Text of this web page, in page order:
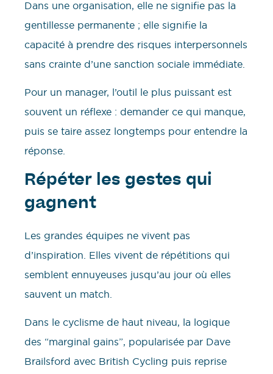
Dans une organisation, elle ne signifie pas la
gentillesse permanente ; elle signifie la
capacité à prendre des risques interpersonnels
sans crainte d’une sanction sociale immédiate.
Pour un manager, l’outil le plus puissant est
souvent un réflexe : demander ce qui manque,
puis se taire assez longtemps pour entendre la
réponse.
Répéter les gestes qui
gagnent
Les grandes équipes ne vivent pas
d’inspiration. Elles vivent de répétitions qui
semblent ennuyeuses jusqu’au jour où elles
sauvent un match.
Dans le cyclisme de haut niveau, la logique
des “marginal gains”, popularisée par Dave
Brailsford avec British Cycling puis reprise